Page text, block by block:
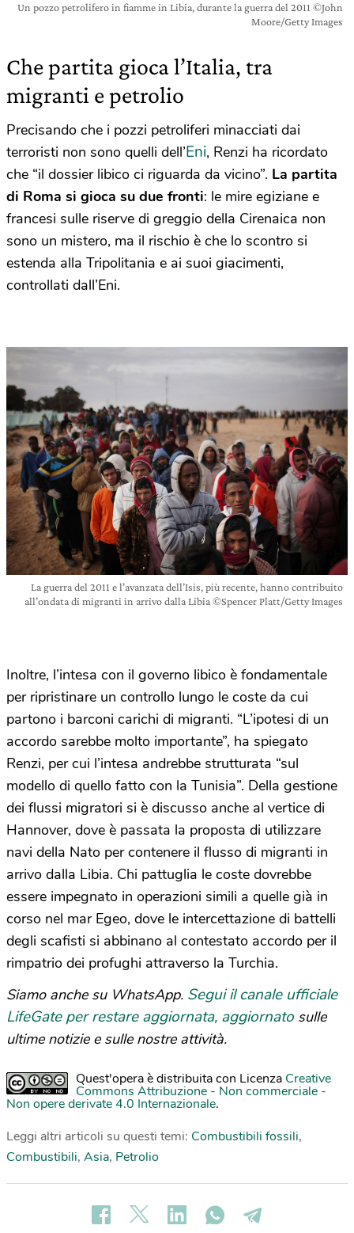
Un pozzo petrolifero in fiamme in Libia, durante la guerra del 2011 ©John
Moore/Getty Images
Che partita gioca l’Italia, tra
migranti e petrolio
Precisando che i pozzi petroliferi minacciati dai
terroristi non sono quelli dell’Eni, Renzi ha ricordato
che “il dossier libico ci riguarda da vicino”. La partita
di Roma si gioca su due fronti: le mire egiziane e
francesi sulle riserve di greggio della Cirenaica non
sono un mistero, ma il rischio è che lo scontro si
estenda alla Tripolitania e ai suoi giacimenti,
controllati dall’Eni.
La guerra del 2011 e l’avanzata dell’Isis, più recente, hanno contribuito
all’ondata di migranti in arrivo dalla Libia ©Spencer Platt/Getty Images
Inoltre, l’intesa con il governo libico è fondamentale
per ripristinare un controllo lungo le coste da cui
partono i barconi carichi di migranti. “L’ipotesi di un
accordo sarebbe molto importante”, ha spiegato
Renzi, per cui l’intesa andrebbe strutturata “sul
modello di quello fatto con la Tunisia”. Della gestione
dei flussi migratori si è discusso anche al vertice di
Hannover, dove è passata la proposta di utilizzare
navi della Nato per contenere il flusso di migranti in
arrivo dalla Libia. Chi pattuglia le coste dovrebbe
essere impegnato in operazioni simili a quelle già in
corso nel mar Egeo, dove le intercettazione di battelli
degli scafisti si abbinano al contestato accordo per il
rimpatrio dei profughi attraverso la Turchia.
Siamo anche su WhatsApp. Segui il canale ufficiale
LifeGate per restare aggiornata, aggiornato sulle
ultime notizie e sulle nostre attività.
Quest'opera è distribuita con Licenza Creative
Commons Attribuzione - Non commerciale -
Non opere derivate 4.0 Internazionale.
Leggi altri articoli su questi temi: Combustibili fossili,
Combustibili, Asia, Petrolio